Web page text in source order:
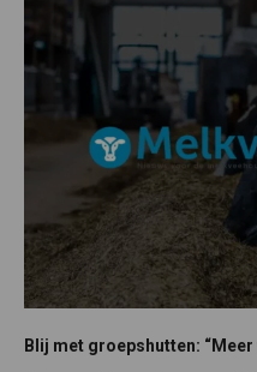
Blij met groepshutten: